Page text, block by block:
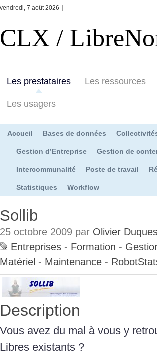
vendredi, 7 août 2026
CLX /
Les prestataires Les ressources
Les usagers
Accueil Bases de données
Gestion d’Entreprise Gestion de
Intercommunalité Poste de travail
Statistiques Workflow
Sollib
25 octobre 2009 par Olivier
Entreprises - Formation -
Matériel - Maintenance -
Description
Vous avez du mal à vous y
Libres existants ?